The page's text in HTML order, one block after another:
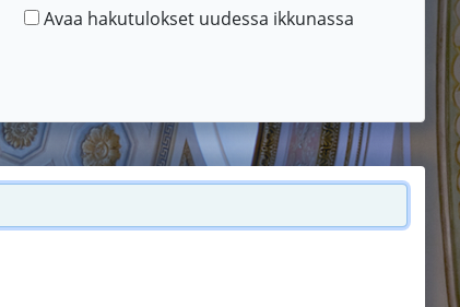
Avaa hakutulokset uudessa ikkunassa